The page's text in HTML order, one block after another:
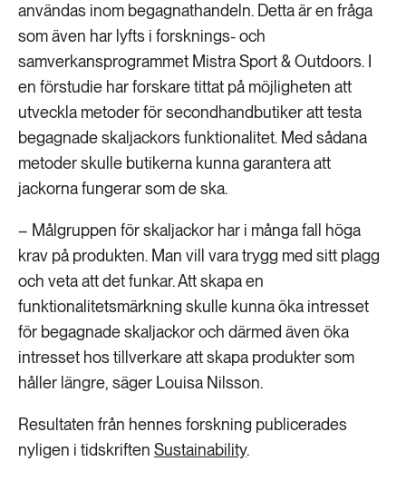
användas inom begagnathandeln. Detta är en fråga
som även har lyfts i forsknings- och
samverkansprogrammet Mistra Sport & Outdoors. I
en förstudie har forskare tittat på möjligheten att
utveckla metoder för secondhandbutiker att testa
begagnade skaljackors funktionalitet. Med sådana
metoder skulle butikerna kunna garantera att
jackorna fungerar som de ska.
– Målgruppen för skaljackor har i många fall höga
krav på produkten. Man vill vara trygg med sitt plagg
och veta att det funkar. Att skapa en
funktionalitetsmärkning skulle kunna öka intresset
för begagnade skaljackor och därmed även öka
intresset hos tillverkare att skapa produkter som
håller längre, säger Louisa Nilsson.
Resultaten från hennes forskning publicerades
nyligen i tidskriften Sustainability.